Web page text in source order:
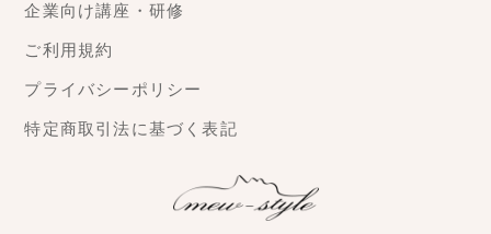
企業向け講座・研修
ご利用規約
プライバシーポリシー
特定商取引法に基づく表記